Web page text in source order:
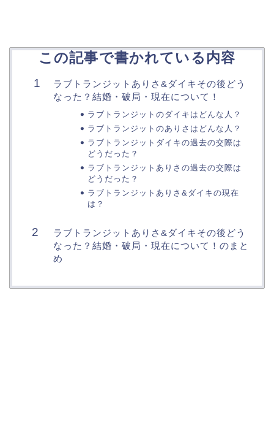
この記事で書かれている内容
ラブトランジットありさ&ダイキその後どう
なった？結婚・破局・現在について！
ラブトランジットのダイキはどんな人？
ラブトランジットのありさはどんな人？
ラブトランジットダイキの過去の交際は
どうだった？
ラブトランジットありさの過去の交際は
どうだった？
ラブトランジットありさ&ダイキの現在
は？
ラブトランジットありさ&ダイキその後どう
なった？結婚・破局・現在について！のまと
め